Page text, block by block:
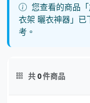
您查看的商品
衣架 曬衣神器」已
考。
共0件商品